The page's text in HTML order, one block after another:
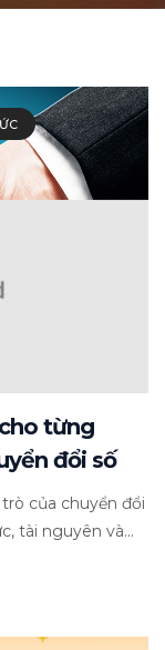
từng
đổi số
của chuyển đổi
tài nguyên và...